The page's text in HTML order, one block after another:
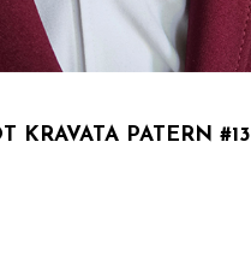
KRAVATA PATERN #13